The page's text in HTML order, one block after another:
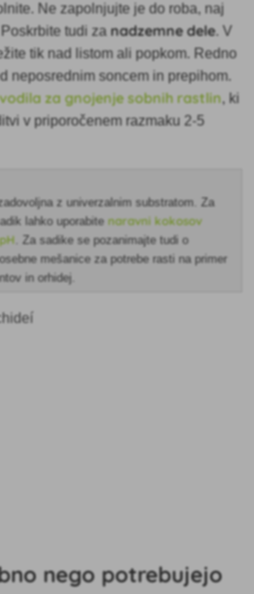
Ne zapolnjujte je do roba, naj
tudi zanadzemne dele. V
tik nad listom ali popkom. Redno
neposrednim soncem in prepihom.
za gnojenje sobnih rastlin, ki
v priporočenem razmaku 2-5
z univerzalnim substratom. Za
lahko uporabitenaravni kokosov
. Za sadike se pozanimajte tudi o
mešanice za potrebe rasti na primer
in orhidej.
nego potrebujejo